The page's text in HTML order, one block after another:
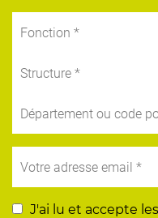
J'ai lu et accepte